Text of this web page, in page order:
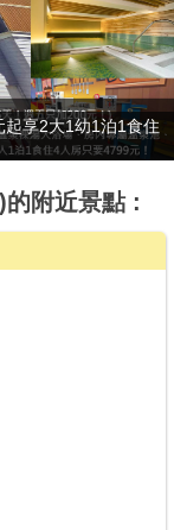
享日月潭經典大飯
附近景點 :